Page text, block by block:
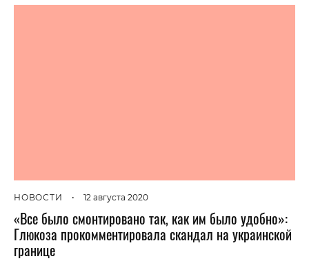
НОВОСТИ • 12 августа 2020
«Все было смонтировано так, как им было удобно»:
Глюкоза прокомментировала скандал на украинской
границе